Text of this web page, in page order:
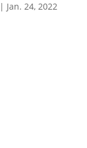
| Jan. 24, 2022